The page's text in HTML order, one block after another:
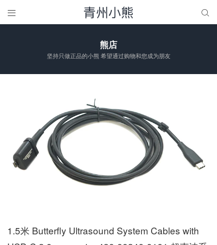
 
熊店
坚持只做正品的小熊 希望通过购物和您成为朋友
1.5米 Butterfly Ultrasound System Cables with